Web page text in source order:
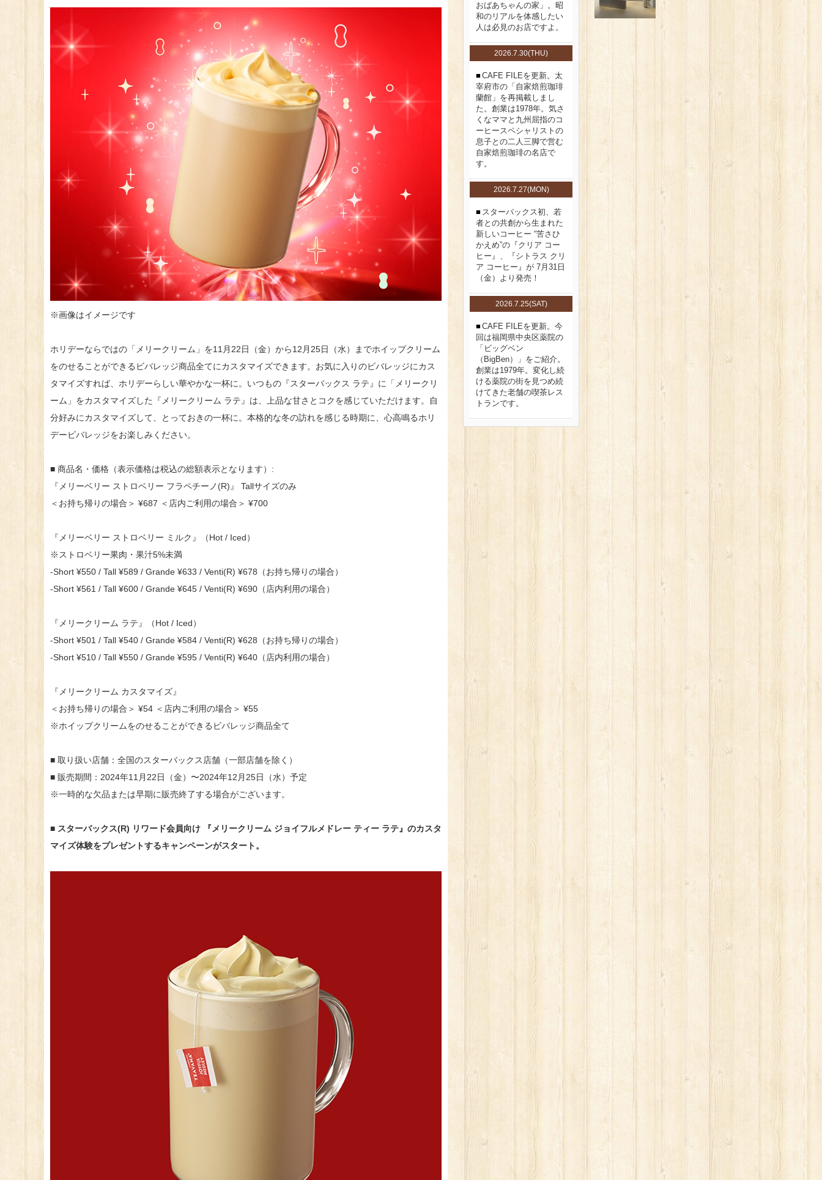
※画像はイメージです
ホリデーならではの「メリークリーム」を11月22日（金）から12月25日（水）までホイップクリーム
をのせることができるビバレッジ商品全てにカスタマイズできます。お気に入りのビバレッジにカス
タマイズすれば、ホリデーらしい華やかな一杯に。いつもの『スターバックス ラテ』に「メリークリ
ーム」をカスタマイズした『メリークリーム ラテ』は、上品な甘さとコクを感じていただけます。自
分好みにカスタマイズして、とっておきの一杯に。本格的な冬の訪れを感じる時期に、心高鳴るホリ
デービバレッジをお楽しみください。
■ 商品名・価格（表示価格は税込の総額表示となります）:
『メリーベリー ストロベリー フラペチーノ(R)』 Tallサイズのみ
＜お持ち帰りの場合＞ ¥687 ＜店内ご利用の場合＞ ¥700
『メリーベリー ストロベリー ミルク』（Hot / Iced）
※ストロベリー果肉・果汁5%未満
‐Short ¥550 / Tall ¥589 / Grande ¥633 / Venti(R) ¥678（お持ち帰りの場合）
‐Short ¥561 / Tall ¥600 / Grande ¥645 / Venti(R) ¥690（店内利用の場合）
『メリークリーム ラテ』（Hot / Iced）
‐Short ¥501 / Tall ¥540 / Grande ¥584 / Venti(R) ¥628（お持ち帰りの場合）
‐Short ¥510 / Tall ¥550 / Grande ¥595 / Venti(R) ¥640（店内利用の場合）
『メリークリーム カスタマイズ』
＜お持ち帰りの場合＞ ¥54 ＜店内ご利用の場合＞ ¥55
※ホイップクリームをのせることができるビバレッジ商品全て
■ 取り扱い店舗：全国のスターバックス店舗（一部店舗を除く）
■ 販売期間：2024年11月22日（金）〜2024年12月25日（水）予定
※一時的な欠品または早期に販売終了する場合がございます。
■ スターバックス(R) リワード会員向け 『メリークリーム ジョイフルメドレー ティー ラテ』のカスタ
マイズ体験をプレゼントするキャンペーンがスタート。
おばあちゃんの家」。昭
和のリアルを体感したい
人は必見のお店ですよ。
2026.7.30(THU)
CAFE FILEを更新。太
宰府市の「自家焙煎珈琲
蘭館」を再掲載しまし
た。創業は1978年。気さ
くなママと九州屈指のコ
ーヒースペシャリストの
息子との二人三脚で営む
自家焙煎珈琲の名店で
す。
2026.7.27(MON)
スターバックス初、若
者との共創から生まれた
新しいコーヒー “苦さひ
かえめ”の『クリア コー
ヒー』、『シトラス クリ
ア コーヒー』が 7月31日
（金）より発売！
2026.7.25(SAT)
CAFE FILEを更新。今
回は福岡県中央区薬院の
「ビッグベン
（BigBen）」をご紹介。
創業は1979年。変化し続
ける薬院の街を見つめ続
けてきた老舗の喫茶レス
トランです。